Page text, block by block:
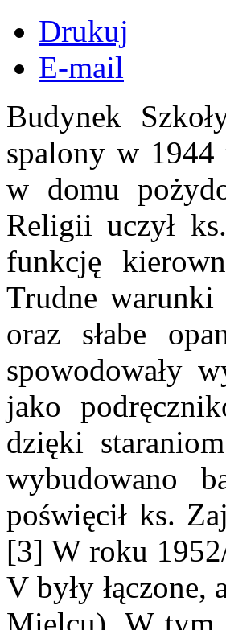
Drukuj
E-mail
Budynek
spalony w 1944
w domu
Religii uczył
funkcję
Trudne warunki
oraz słabe
spowodowały
jako
dzięki
wybudowano
poświęcił ks.
[3] W roku
V były łączone,